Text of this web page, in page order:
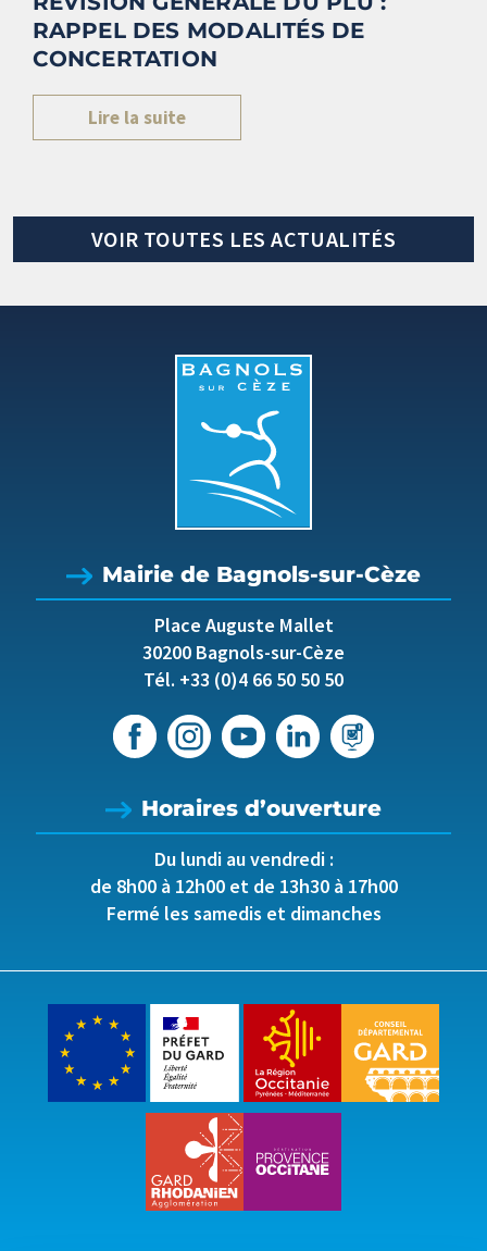
RAPPEL DES MODALITÉS DE
CONCERTATION
Lire la suite
VOIR TOUTES LES ACTUALITÉS
Mairie de Bagnols-sur-Cèze
Place Auguste Mallet
30200 Bagnols-sur-Cèze
Tél. +33 (0)4 66 50 50 50
Horaires d’ouverture
Du lundi au vendredi :
de 8h00 à 12h00 et de 13h30 à 17h00
Fermé les samedis et dimanches